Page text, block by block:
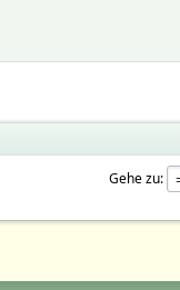
Gehe zu